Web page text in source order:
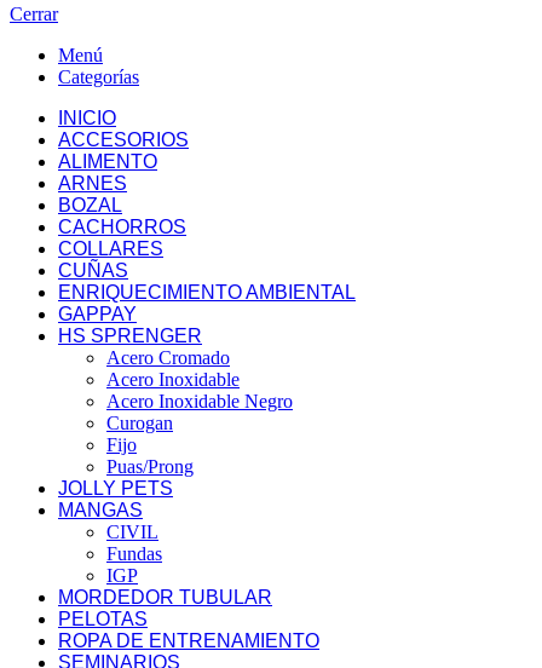
Cerrar
Menú
Categorías
INICIO
ACCESORIOS
ALIMENTO
ARNES
BOZAL
CACHORROS
COLLARES
CUÑAS
ENRIQUECIMIENTO AMBIENTAL
GAPPAY
HS SPRENGER
Acero Cromado
Acero Inoxidable
Acero Inoxidable Negro
Curogan
Fijo
Puas/Prong
JOLLY PETS
MANGAS
CIVIL
Fundas
IGP
MORDEDOR TUBULAR
PELOTAS
ROPA DE ENTRENAMIENTO
SEMINARIOS